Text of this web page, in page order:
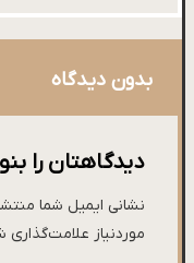
بدون دیدگاه
دیدگاهتان را
نشانی ایمیل شما
موردنیاز علامت‌گذاری